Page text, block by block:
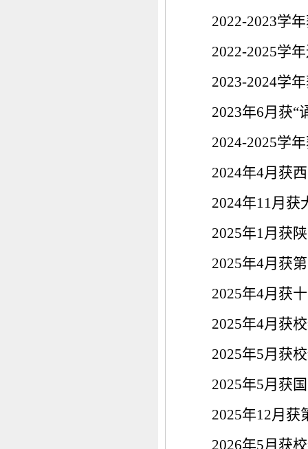
2022-2023学
2022-2025学
2023-2024学
2023年6月获“
2024-2025学
2024年4月获
2024年11月获
2025年1月获
2025年4月获
2025年4月获
2025年4月获
2025年5月获
2025年5月获
2025年12月获
2026年5月获